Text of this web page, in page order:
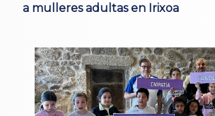
a mulleres adultas en Irixoa